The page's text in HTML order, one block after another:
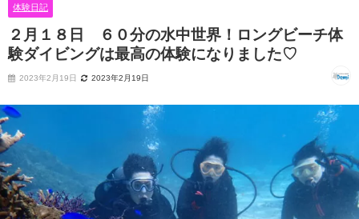
体験日記
２月１８日 ６０分の水中世界！ロングビーチ体
験ダイビングは最高の体験になりました♡
2023年2月19日 2023年2月19日